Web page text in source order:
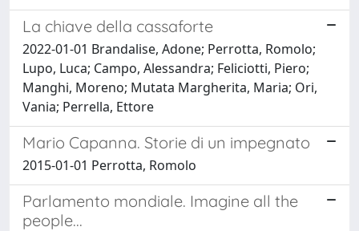
La chiave della cassaforte
2022-01-01 Brandalise, Adone; Perrotta, Romolo;
Lupo, Luca; Campo, Alessandra; Feliciotti, Piero;
Manghi, Moreno; Mutata Margherita, Maria; Ori,
Vania; Perrella, Ettore
Mario Capanna. Storie di un impegnato
2015-01-01 Perrotta, Romolo
Parlamento mondiale. Imagine all the
people...